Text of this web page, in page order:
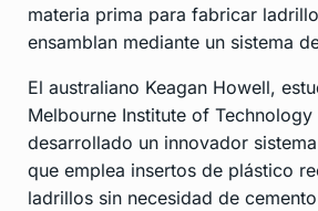
materia prima para fabricar
ensamblan mediante un sistema
El australiano Keagan Howell,
Melbourne Institute of Technology
desarrollado un innovador
que emplea insertos de plástico
ladrillos sin necesidad de